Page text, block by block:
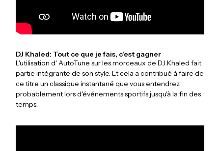
DJ Khaled: Tout ce que je fais, c'est gagner
L'utilisation d' AutoTune sur les morceaux de DJ Khaled fait
partie intégrante de son style. Et cela a contribué à faire de
ce titre un classique instantané que vous entendrez
probablement lors d'événements sportifs jusqu'à la fin des
temps.